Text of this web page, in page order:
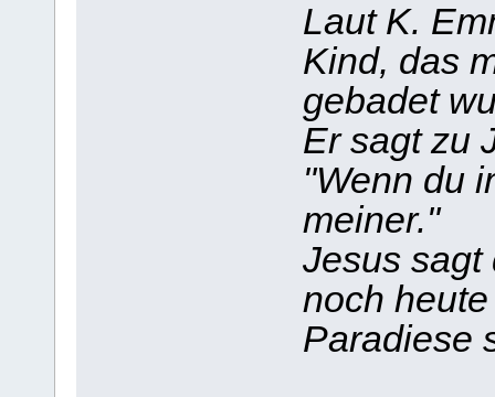
Laut K.
Kind, das
gebadet
Er sagt zu
"Wenn du
meiner."
Jesus sagt
noch
Paradiese